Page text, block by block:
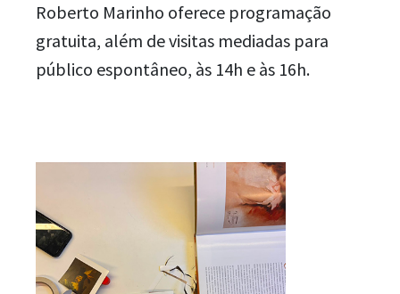
Roberto Marinho oferece programação
gratuita, além de visitas mediadas para
público espontâneo, às 14h e às 16h.